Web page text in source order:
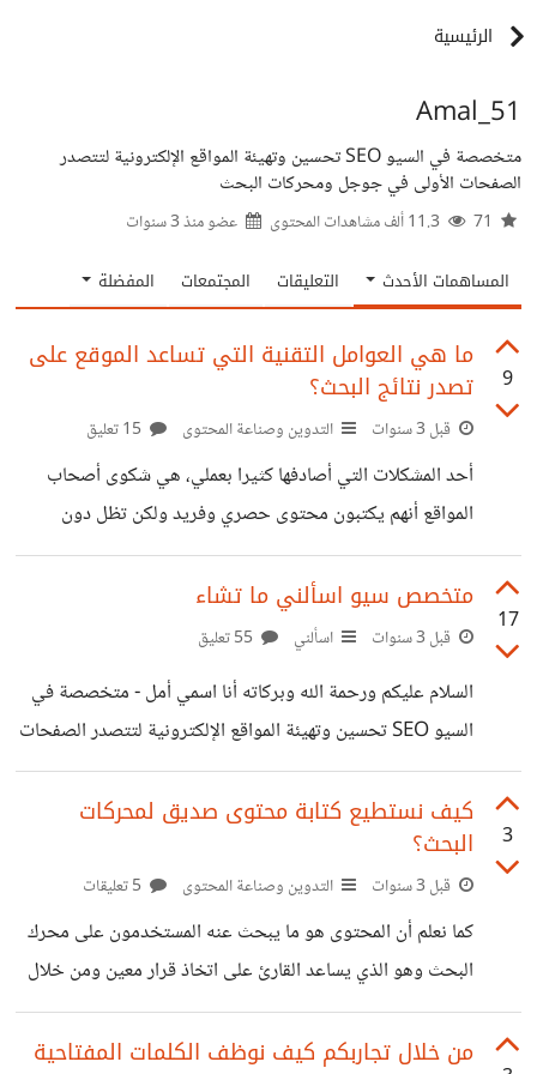
الرئيسية
Amal_51
متخصصة في السيو SEO تحسين وتهيئة المواقع الإلكترونية لتتصدر
الصفحات الأولى في جوجل ومحركات البحث
عضو منذ3 سنوات
المساهمات الأحدث التعليقات المجتمعات المفضلة
9
ما هي العوامل التقنية التي تساعد الموقع على
تصدر نتائج البحث؟
قبل 3 سنوات التدوين وصناعة المحتوى
أحد المشكلات التي أصادفها كثيرا بعملي، هي شكوى أصحاب
المواقع أنهم يكتبون محتوى حصري وفريد ولكن تظل دون
نتيجة ولا يظهروا بمحركات البحث، وعند عملي على المشكلة
وفحص الموقع تكون أغلب الأسباب هي أسباب تقنية قد لا يوليها
صاحب الموقع أهمية، لذا سأستعرض معكم أهم العناصر التي
الاهتمام بتجربة المستخدم، فنقوم بأنفسنا أو نطلب من أصدقائنا
تجربة تصفح الموقع، لأنه يجب التأكد من أن الأدوات التي
نعرضها لتصفح الموقع بسيطة وسهلة
17
متخصص سيو اسألني ما تشاء
قبل 3 سنوات اسألني
السلام عليكم ورحمة الله وبركاته أنا اسمي أمل - متخصصة في
السيو SEO تحسين وتهيئة المواقع الإلكترونية لتتصدر الصفحات
الأولى في جوجل ومحركات البحث. تعمقت في الدراسة
والمعرفة والعمل والتطبيق ، وحاصلة على شهادة معتمدة في
بين يديك خلاصة خبرة كبيرة لمدة تزيد عن 5 أعوام عملت فيها
على العديد من المواقع والمتاجر. يسعدني تلقي جميع أسئلتكم
واستفساراتكم في مجال السيو بشكل عام
3
كيف نستطيع كتابة محتوى صديق لمحركات
البحث؟
قبل 3 سنوات التدوين وصناعة المحتوى
كما نعلم أن المحتوى هو ما يبحث عنه المستخدمون على محرك
البحث وهو الذي يساعد القارئ على اتخاذ قرار معين ومن خلال
خبرتي في مجال السيو علينا أن نصب اهتمامنا وتركيزنا على
المحتوى لأن محركات البحث تعتمد عليه لتقديم وترتيب
من خلال تجاربكم كيف نوظف الكلمات المفتاحية